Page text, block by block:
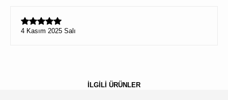
4 Kasım 2025 Salı
İLGİLİ ÜRÜNLER